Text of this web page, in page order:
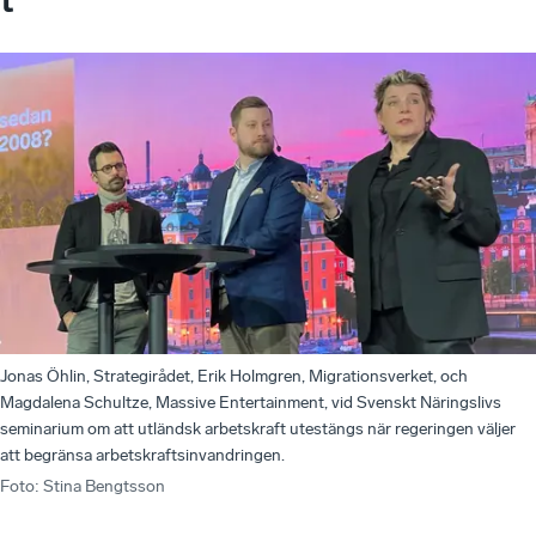
Jonas Öhlin, Strategirådet, Erik Holmgren, Migrationsverket, och
Magdalena Schultze, Massive Entertainment, vid Svenskt Näringslivs
seminarium om att utländsk arbetskraft utestängs när regeringen väljer
att begränsa arbetskraftsinvandringen.
Foto: Stina Bengtsson